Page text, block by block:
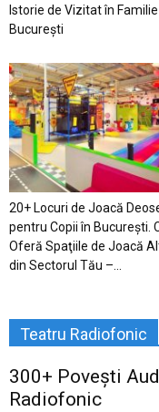
Istorie de Vizitat în
București
20+ Locuri de Joacă
pentru Copii în Bucureşti.
Oferă Spaţiile de Joacă
din Sectorul Tău –...
Teatru Radiofonic
300+ Povești
Radiofonic